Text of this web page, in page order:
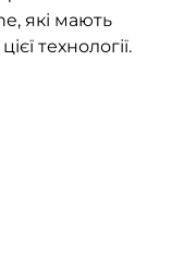
які мають
технології.